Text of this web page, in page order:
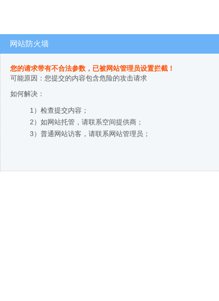
网站防火墙
您的请求带有不合法参数，已被网站管理员设置拦截！
可能原因：您提交的内容包含危险的攻击请求
如何解决：
1）检查提交内容；
2）如网站托管，请联系空间提供商；
3）普通网站访客，请联系网站管理员；